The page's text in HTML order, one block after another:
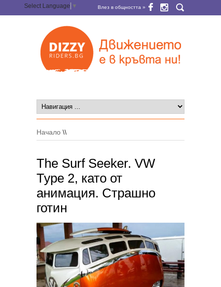
Select Language ▼ Влез в общността »
Начало \\
The Surf Seeker. VW
Type 2, като от
анимация. Страшно
готин